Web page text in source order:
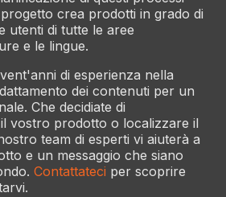
crea prodotti in grado di
utenti di tutte le aree
e le lingue.
di esperienza nella
dei contenuti per un
Che decidiate di
vostro prodotto o localizzare il
team di esperti vi aiuterà a
e un messaggio che siano
Contattateci per scoprire